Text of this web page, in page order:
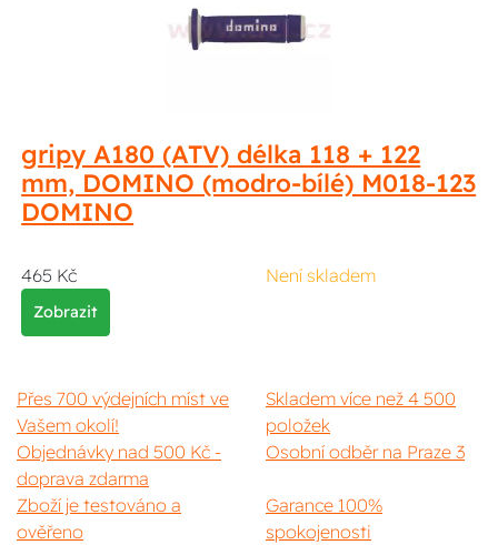
gripy A180 (ATV) délka 118 + 122
mm, DOMINO (modro-bílé) M018-123
DOMINO
465 Kč Není skladem
Zobrazit
Přes 700 výdejních míst ve
Vašem okolí!
Skladem více než 4 500
položek
Objednávky nad 500 Kč -
doprava zdarma
Osobní odběr na Praze 3
Zboží je testováno a
ověřeno
Garance 100%
spokojenosti